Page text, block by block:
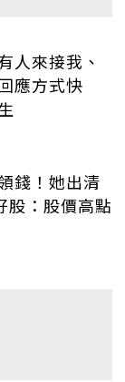
人來接我、
應方式快
錢！她出清
股：股價高點